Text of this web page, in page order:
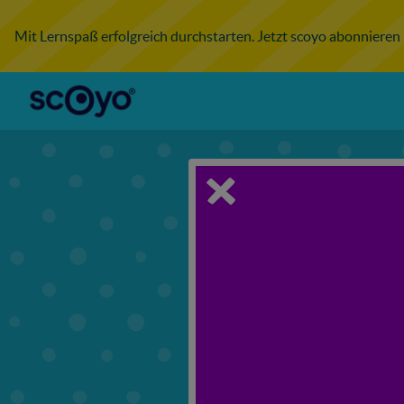
Mit Lernspaß erfolgreich durchstarten. Jetzt scoyo